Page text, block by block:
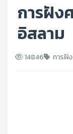
การฝัง
อิสลาม
14846 การฝั